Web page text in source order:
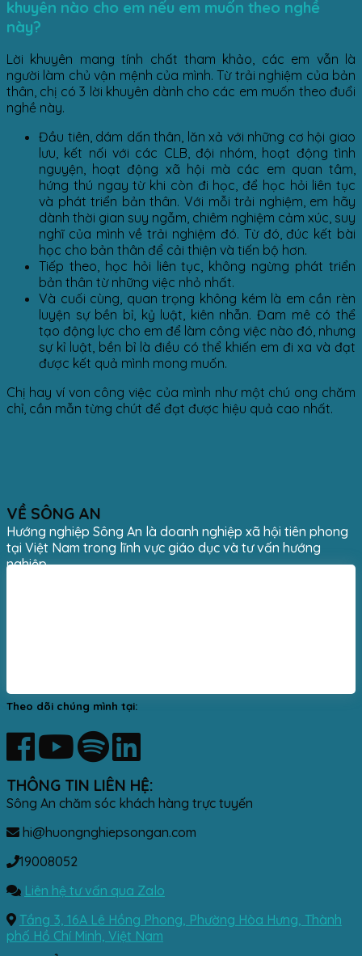
khuyên nào cho em nếu em muốn theo nghề
này?
Lời khuyên mang tính chất tham khảo, các em vẫn là
người làm chủ vận mệnh của mình. Từ trải nghiệm của bản
thân, chị có 3 lời khuyên dành cho các em muốn theo đuổi
nghề này.
Đầu tiên, dám dấn thân, lăn xả với những cơ hội giao
lưu, kết nối với các CLB, đội nhóm, hoạt động tình
nguyện, hoạt động xã hội mà các em quan tâm,
hứng thú ngay từ khi còn đi học, để học hỏi liên tục
và phát triển bản thân. Với mỗi trải nghiệm, em hãy
dành thời gian suy ngẫm, chiêm nghiệm cảm xúc, suy
nghĩ của mình về trải nghiệm đó. Từ đó, đúc kết bài
học cho bản thân để cải thiện và tiến bộ hơn.
Tiếp theo, học hỏi liên tục, không ngừng phát triển
bản thân từ những việc nhỏ nhất.
Và cuối cùng, quan trọng không kém là em cần rèn
luyện sự bền bỉ, kỷ luật, kiên nhẫn. Đam mê có thể
tạo động lực cho em để làm công việc nào đó, nhưng
sự kỉ luật, bền bỉ là điều có thể khiến em đi xa và đạt
được kết quả mình mong muốn.
Chị hay ví von công việc của mình như một chú ong chăm
chỉ, cần mẫn từng chút để đạt được hiệu quả cao nhất.
VỀ SÔNG AN
Hướng nghiệp Sông An là doanh nghiệp xã hội tiên phong
tại Việt Nam trong lĩnh vực giáo dục và tư vấn hướng
nghiệp.
Theo dõi chúng mình tại:
THÔNG TIN LIÊN HỆ:
Sông An chăm sóc khách hàng trực tuyến
hi@huongnghiepsongan.com
19008052
Liên hệ tư vấn qua Zalo
Tầng 3, 16A Lê Hồng Phong, Phường Hòa Hưng, Thành
phố Hồ Chí Minh, Việt Nam